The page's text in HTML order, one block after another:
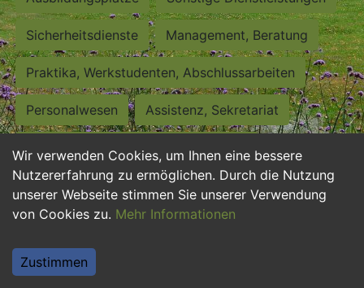
Wir verwenden Cookies, um Ihnen eine bessere
Nutzererfahrung zu ermöglichen. Durch die Nutzung
unserer Webseite stimmen Sie unserer Verwendung
von Cookies zu. Mehr Informationen
Zustimmen
Sicherheitsdienste Management, Beratung
Praktika, Werkstudenten, Abschlussarbeiten
Personalwesen Assistenz, Sekretariat
Hilfskräfte, Aushilfs- und Nebenjobs
Einkauf, Logistik, Materialwirtschaft
Weiterbildung, Studium, duale Ausbildung
Tourismus